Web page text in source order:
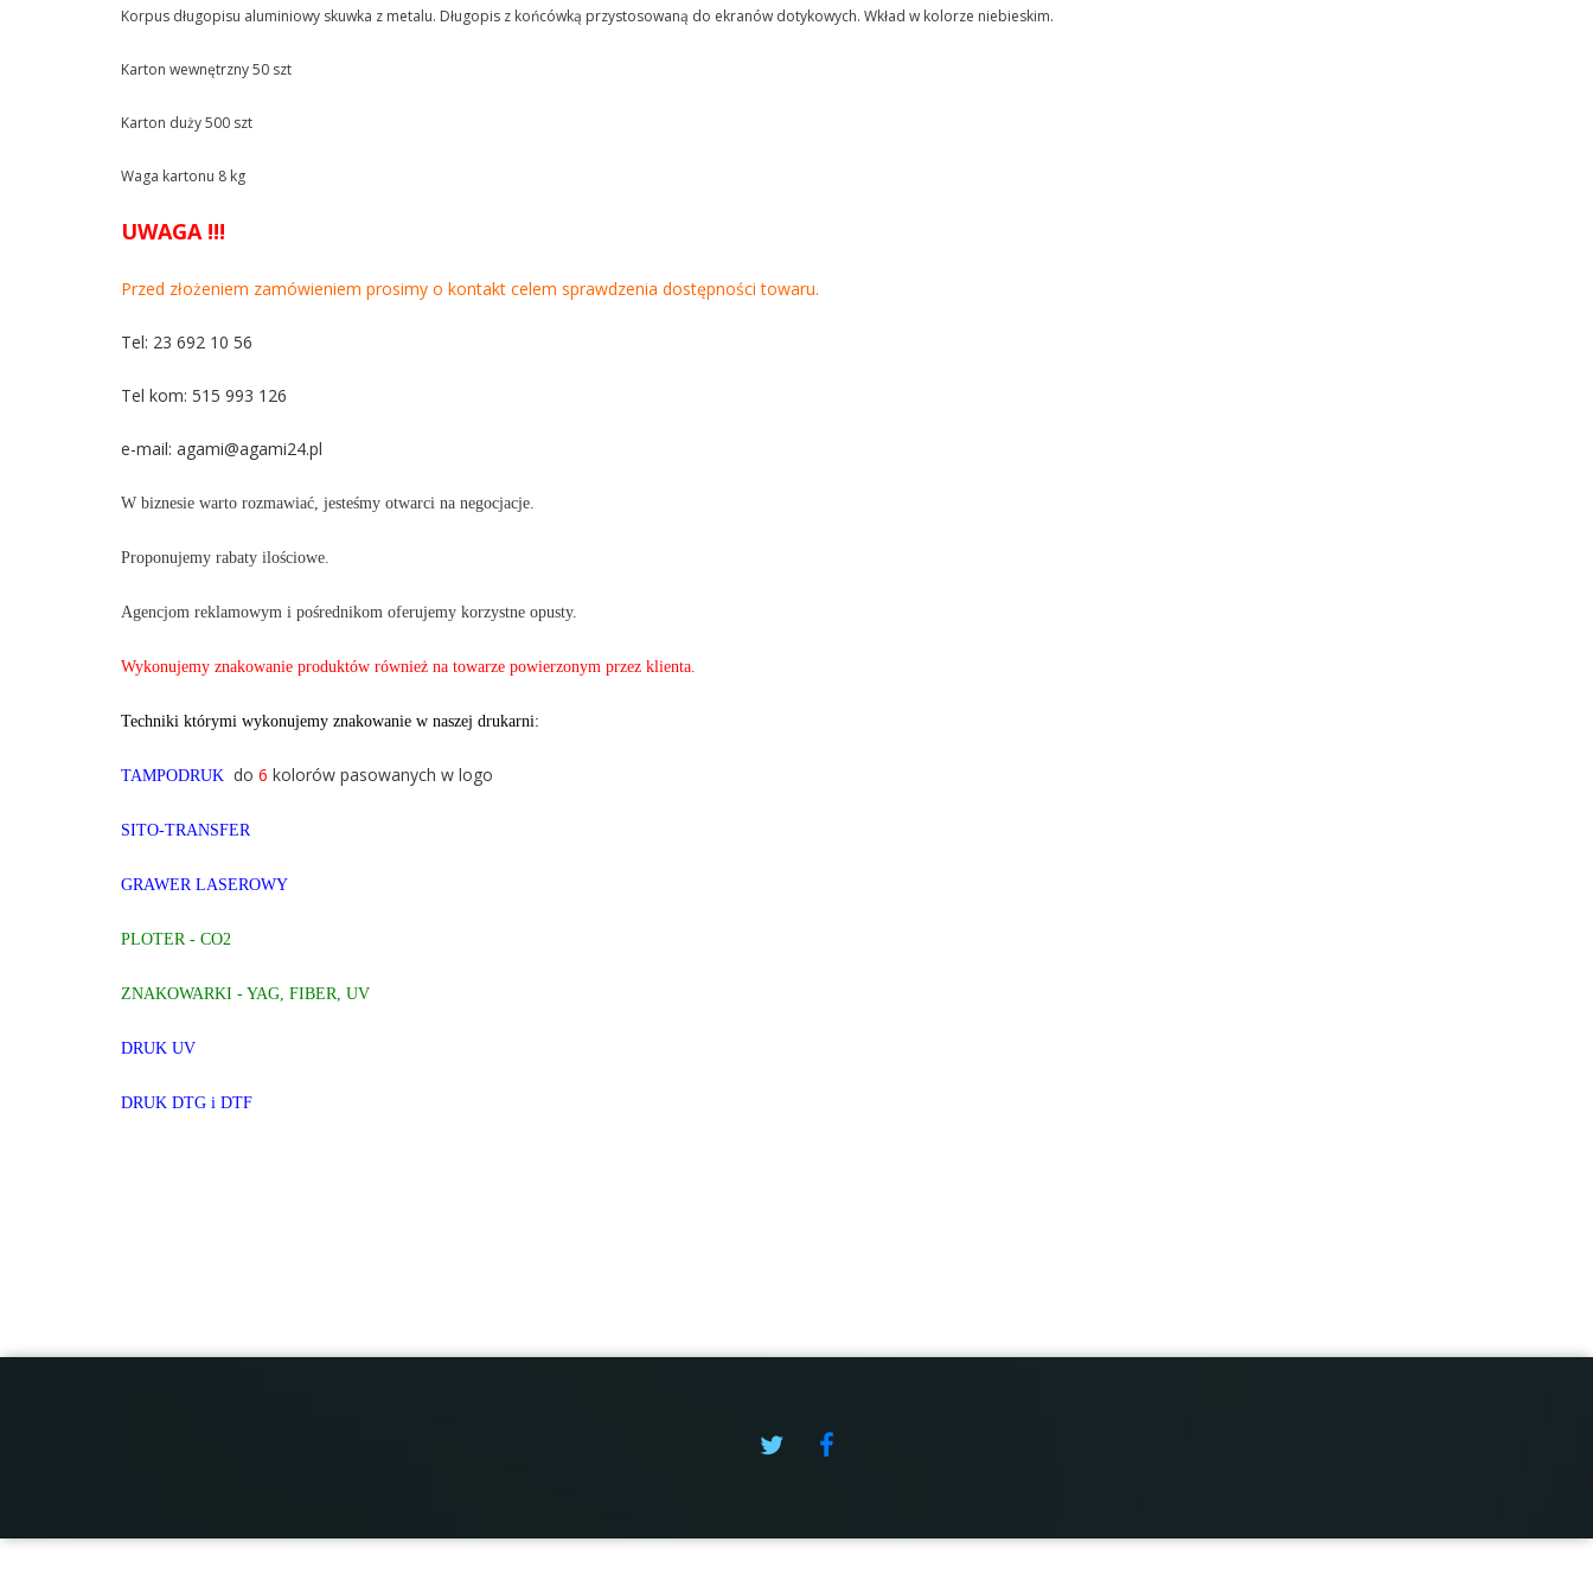
Korpus długopisu aluminiowy skuwka z metalu. Długopis z końcówką przystosowaną do ekranów dotykowych. Wkład w kolorze niebieskim.
Karton wewnętrzny 50 szt
Karton duży 500 szt
Waga kartonu 8 kg
UWAGA !!!
Przed złożeniem zamówieniem prosimy o kontakt celem sprawdzenia dostępności towaru.
Tel: 23 692 10 56
Tel kom: 515 993 126
e-mail: agami@agami24.pl
W biznesie warto rozmawiać, jesteśmy otwarci na negocjacje.
Proponujemy rabaty ilościowe.
Agencjom reklamowym i pośrednikom oferujemy korzystne opusty.
Wykonujemy znakowanie produktów również na towarze powierzonym przez klienta.
Techniki którymi wykonujemy znakowanie w naszej drukarni:
TAMPODRUK do 6 kolorów pasowanych w logo
SITO-TRANSFER
GRAWER LASEROWY
PLOTER - CO2
ZNAKOWARKI - YAG, FIBER, UV
DRUK UV
DRUK DTG i DTF